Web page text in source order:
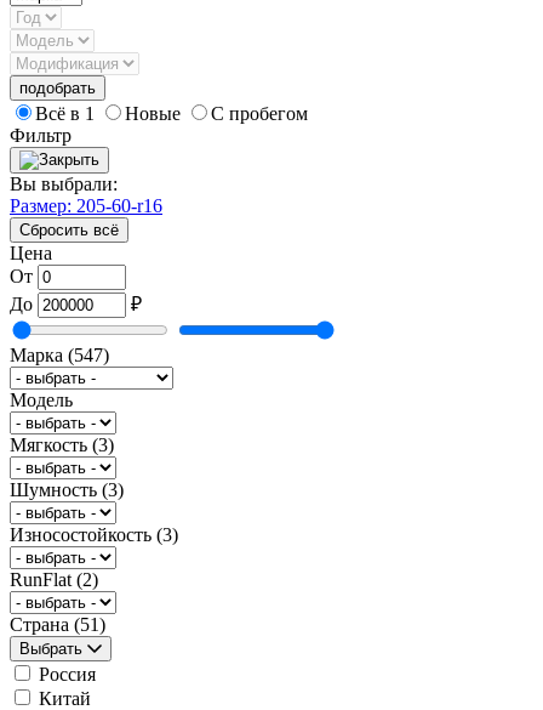
подобрать
Всё в 1 Новые
С пробегом
Фильтр
Вы выбрали:
Размер: 205-60-r16
Сбросить всё
Цена
От
До
₽
Марка (547)
Модель
Мягкость (3)
Шумность (3)
Износостойкость (3)
RunFlat (2)
Страна (51)
Выбрать
Россия
Китай